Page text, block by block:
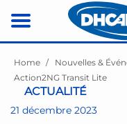
Home Nouvelles &
Action2NG Transit Lite
ACTUALITÉ
21 décembre 2023